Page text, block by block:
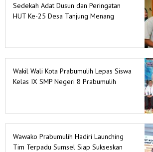
Sedekah Adat Dusun dan Peringatan
HUT Ke-25 Desa Tanjung Menang
Wakil Wali Kota Prabumulih Lepas Siswa
Kelas IX SMP Negeri 8 Prabumulih
Wawako Prabumulih Hadiri Launching
Tim Terpadu Sumsel Siap Sukseskan